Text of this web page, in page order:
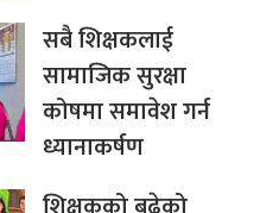
सबै शिक्षकलाई
सामाजिक सुरक्षा
कोषमा समावेश गर्न
ध्यानाकर्षण